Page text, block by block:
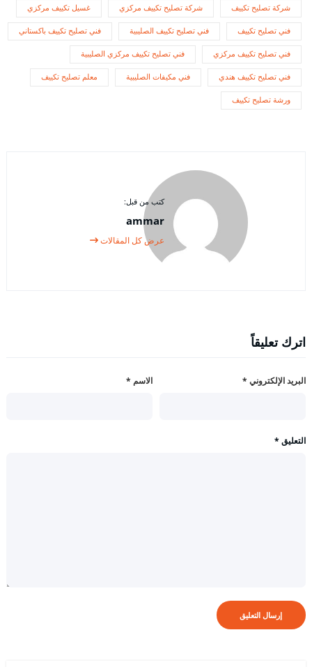
شركة تصليح تكييف شركة تصليح تكييف مركزي غسيل تكييف مركزي
فني تصليح تكييف فني تصليح تكييف الصليبية فني تصليح تكييف باكستاني
فني تصليح تكييف مركزي فني تصليح تكييف مركزي الصليبية
فني تصليح تكييف هندي فني مكيفات الصليبية معلم تصليح تكييف
ورشة تصليح تكييف
كتب من قبل:
ammar
عرض كل المقالات
اترك تعليقاً
الاسم * البريد الإلكتروني *
التعليق *